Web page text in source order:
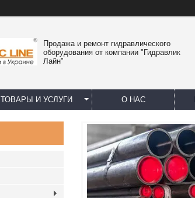
Продажа и ремонт гидравлического
оборудования от компании "Гидравлик
Лайн"
ТОВАРЫ И УСЛУГИ О НАС